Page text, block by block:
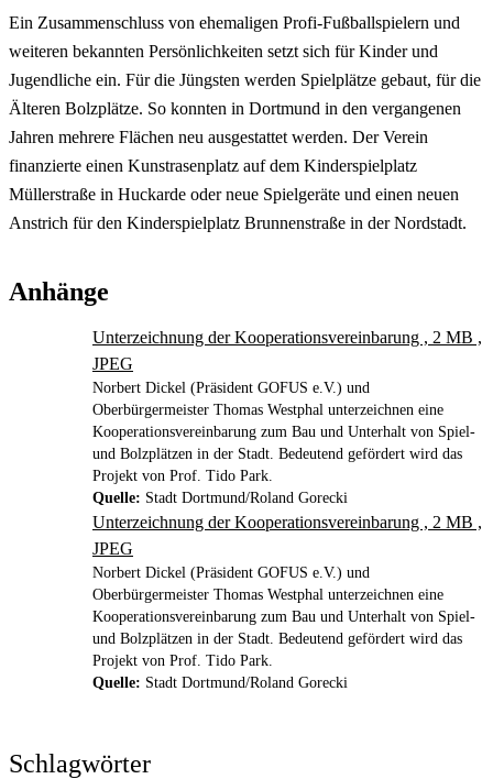
Ein Zusammenschluss von ehemaligen Profi-Fußballspielern und
weiteren bekannten Persönlichkeiten setzt sich für Kinder und
Jugendliche ein. Für die Jüngsten werden Spielplätze gebaut, für die
Älteren Bolzplätze. So konnten in Dortmund in den vergangenen
Jahren mehrere Flächen neu ausgestattet werden. Der Verein
finanzierte einen Kunstrasenplatz auf dem Kinderspielplatz
Müllerstraße in Huckarde oder neue Spielgeräte und einen neuen
Anstrich für den Kinderspielplatz Brunnenstraße in der Nordstadt.
Anhänge
Unterzeichnung der Kooperationsvereinbarung , 2 MB ,
JPEG
Norbert Dickel (Präsident GOFUS e.V.) und
Oberbürgermeister Thomas Westphal unterzeichnen eine
Kooperationsvereinbarung zum Bau und Unterhalt von Spiel-
und Bolzplätzen in der Stadt. Bedeutend gefördert wird das
Projekt von Prof. Tido Park.
Quelle: Stadt Dortmund/Roland Gorecki
Unterzeichnung der Kooperationsvereinbarung , 2 MB ,
JPEG
Norbert Dickel (Präsident GOFUS e.V.) und
Oberbürgermeister Thomas Westphal unterzeichnen eine
Kooperationsvereinbarung zum Bau und Unterhalt von Spiel-
und Bolzplätzen in der Stadt. Bedeutend gefördert wird das
Projekt von Prof. Tido Park.
Quelle: Stadt Dortmund/Roland Gorecki
Schlagwörter